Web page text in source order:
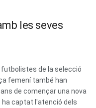
les seves
de la selecció
femení també han
de començar una nova
ha captat l'atenció dels